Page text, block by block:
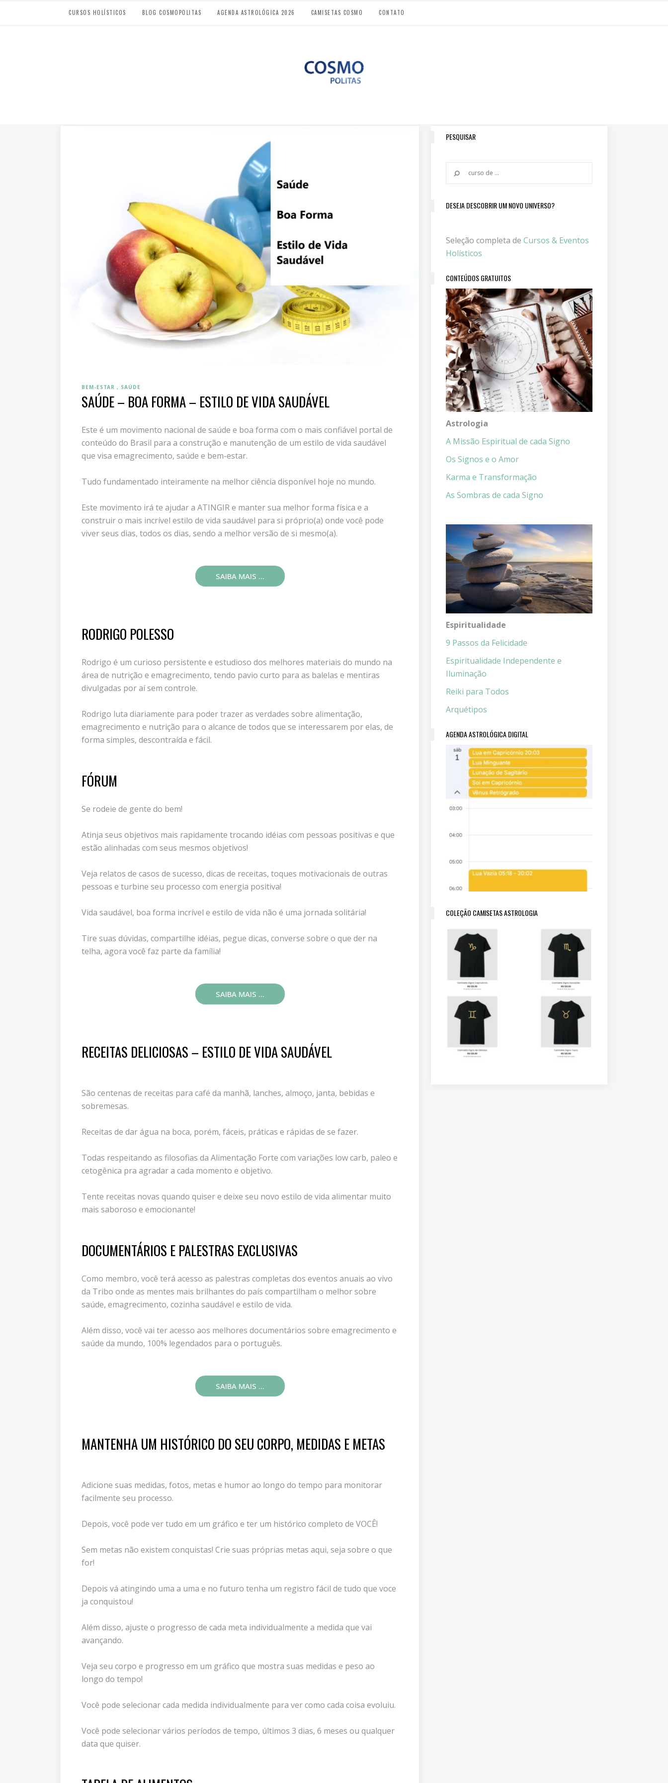
CURSOS HOLÍSTICOS BLOG COSMOPOLITAS AGENDA ASTROLÓGICA 2026 CAMISETAS COSMO CONTATO
BEM-ESTAR SAÚDE
SAÚDE – BOA FORMA – ESTILO DE VIDA SAUDÁVEL
Este é um movimento nacional de saúde e boa forma com o mais confiável portal de
conteúdo do Brasil para a construção e manutenção de um estilo de vida saudável
que visa emagrecimento, saúde e bem-estar.
Tudo fundamentado inteiramente na melhor ciência disponível hoje no mundo.
Este movimento irá te ajudar a ATINGIR e manter sua melhor forma física e a
construir o mais incrível estilo de vida saudável para si próprio(a) onde você pode
viver seus dias, todos os dias, sendo a melhor versão de si mesmo(a).
SAIBA MAIS ...
RODRIGO POLESSO
Rodrigo é um curioso persistente e estudioso dos melhores materiais do mundo na
área de nutrição e emagrecimento, tendo pavio curto para as balelas e mentiras
divulgadas por aí sem controle.
Rodrigo luta diariamente para poder trazer as verdades sobre alimentação,
emagrecimento e nutrição para o alcance de todos que se interessarem por elas, de
forma simples, descontraída e fácil.
FÓRUM
Se rodeie de gente do bem!
Atinja seus objetivos mais rapidamente trocando idéias com pessoas positivas e que
estão alinhadas com seus mesmos objetivos!
Veja relatos de casos de sucesso, dicas de receitas, toques motivacionais de outras
pessoas e turbine seu processo com energia positiva!
Vida saudável, boa forma incrível e estilo de vida não é uma jornada solitária!
Tire suas dúvidas, compartilhe idéias, pegue dicas, converse sobre o que der na
telha, agora você faz parte da família!
SAIBA MAIS ...
RECEITAS DELICIOSAS – ESTILO DE VIDA SAUDÁVEL
São centenas de receitas para café da manhã, lanches, almoço, janta, bebidas e
sobremesas.
Receitas de dar água na boca, porém, fáceis, práticas e rápidas de se fazer.
Todas respeitando as filosofias da Alimentação Forte com variações low carb, paleo e
cetogênica pra agradar a cada momento e objetivo.
Tente receitas novas quando quiser e deixe seu novo estilo de vida alimentar muito
mais saboroso e emocionante!
DOCUMENTÁRIOS E PALESTRAS EXCLUSIVAS
Como membro, você terá acesso as palestras completas dos eventos anuais ao vivo
da Tribo onde as mentes mais brilhantes do país compartilham o melhor sobre
saúde, emagrecimento, cozinha saudável e estilo de vida.
Além disso, você vai ter acesso aos melhores documentários sobre emagrecimento e
saúde da mundo, 100% legendados para o português.
SAIBA MAIS ...
MANTENHA UM HISTÓRICO DO SEU CORPO, MEDIDAS E METAS
Adicione suas medidas, fotos, metas e humor ao longo do tempo para monitorar
facilmente seu processo.
Depois, você pode ver tudo em um gráfico e ter um histórico completo de VOCÊ!
Sem metas não existem conquistas! Crie suas próprias metas aqui, seja sobre o que
for!
Depois vá atingindo uma a uma e no futuro tenha um registro fácil de tudo que voce
ja conquistou!
Além disso, ajuste o progresso de cada meta individualmente a medida que vai
avançando.
Veja seu corpo e progresso em um gráfico que mostra suas medidas e peso ao
longo do tempo!
Você pode selecionar cada medida individualmente para ver como cada coisa evoluiu.
Você pode selecionar vários períodos de tempo, últimos 3 dias, 6 meses ou qualquer
data que quiser.
PESQUISAR
DESEJA DESCOBRIR UM NOVO UNIVERSO?
Seleção completa deCursos & Eventos
Holísticos
CONTEÚDOS GRATUITOS
Astrologia
A Missão Espiritual de cada Signo
Os Signos e o Amor
Karma e Transformação
As Sombras de cada Signo
Espiritualidade
9 Passos da Felicidade
Espiritualidade Independente e
Iluminação
Reiki para Todos
Arquétipos
AGENDA ASTROLÓGICA DIGITAL
COLEÇÃO CAMISETAS ASTROLOGIA